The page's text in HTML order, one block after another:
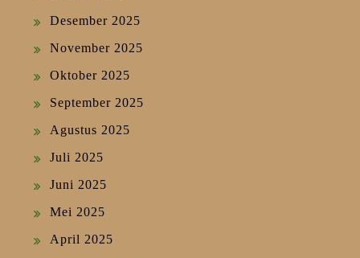
Desember 2025
November 2025
Oktober 2025
September 2025
Agustus 2025
Juli 2025
Juni 2025
Mei 2025
April 2025